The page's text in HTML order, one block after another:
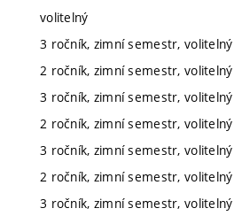
volitelný
3 ročník, zimní semestr, volitelný
2 ročník, zimní semestr, volitelný
3 ročník, zimní semestr, volitelný
2 ročník, zimní semestr, volitelný
3 ročník, zimní semestr, volitelný
2 ročník, zimní semestr, volitelný
3 ročník, zimní semestr, volitelný